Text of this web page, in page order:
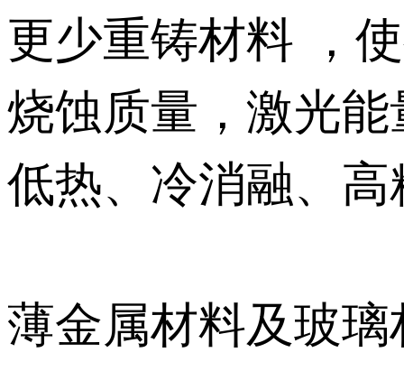
更少重铸材料 ，
烧蚀质量，激光
低热、冷消融、
薄金属材料及玻